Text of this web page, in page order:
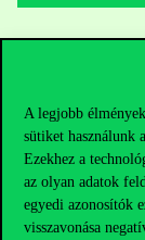
A legjobb
sütiket használunk
Ezekhez a
az olyan adatok
egyedi azonosítók
visszavonása
Telefonszám:+36
Oktatói
HUB jelenlegi